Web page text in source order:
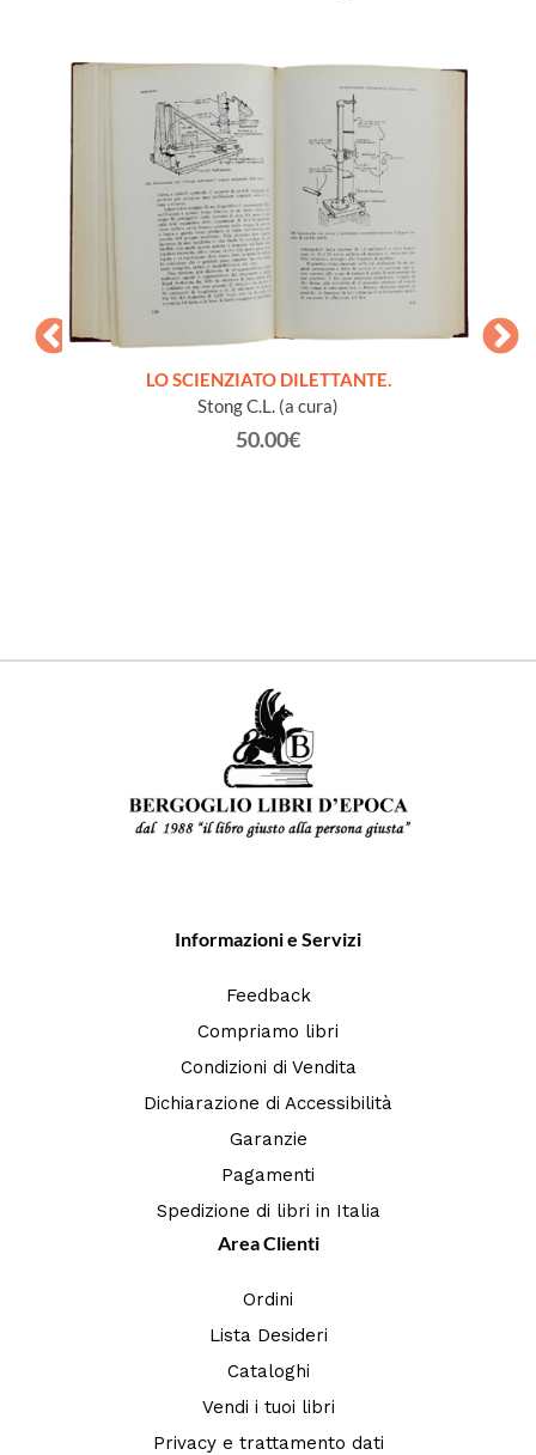
LO SCIENZIATO DILETTANTE.
Stong C.L. (a cura)
50.00€
Informazioni e Servizi
Feedback
Compriamo libri
Condizioni di Vendita
Dichiarazione di Accessibilità
Garanzie
Pagamenti
Spedizione di libri in Italia
Area Clienti
Ordini
Lista Desideri
Cataloghi
Vendi i tuoi libri
Privacy e trattamento dati